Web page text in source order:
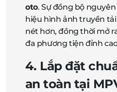
oto. Sự đồng bộ
hiệu hình ảnh truyền
nét hơn, đồng thời mở
đa phương tiện đỉnh
4. Lắp đặt
an toàn tại